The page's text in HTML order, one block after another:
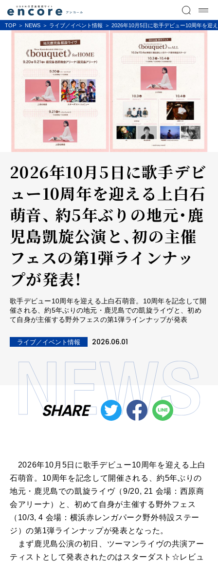
TOP NEWS ライブ／イベント情報 2026年10月5日に歌手デビュー10周年を迎
2026年10月5日に歌手デビ
ュー10周年を迎える上白石
萌音、 約5年ぶりの地元・鹿
児島凱旋公演と、初の主催
フェスの第1弾ラインナッ
プが発表！
歌手デビュー10周年を迎える上白石萌音。10周年を記念して開
催される、約5年ぶりの地元・鹿児島での凱旋ライヴと、初め
て自身が主催する野外フェスの第1弾ラインナップが発表
ライブ／イベント情報 2026.06.01
SHARE
2026年10月5日に歌手デビュー10周年を迎える上白
石萌音。10周年を記念して開催される、約5年ぶりの
地元・鹿児島での凱旋ライヴ（9/20, 21 会場：西原商
会アリーナ）と、初めて自身が主催する野外フェス
（10/3, 4 会場：横浜赤レンガパーク野外特設ステー
ジ）の第1弾ラインナップが発表となった。
まず鹿児島公演の初日、ツーマンライヴの共演アー
ティストとして発表されたのはスターダスト☆レビュ